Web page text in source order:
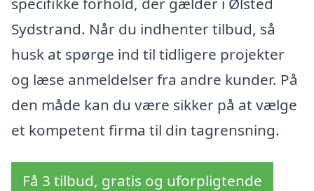
Sydstrand. Når du indhenter tilbud, så
husk at spørge ind til tidligere projekter
og læse anmeldelser fra andre kunder. På
den måde kan du være sikker på at vælge
et kompetent firma til din tagrensning.
Få 3 tilbud, gratis og uforpligtende